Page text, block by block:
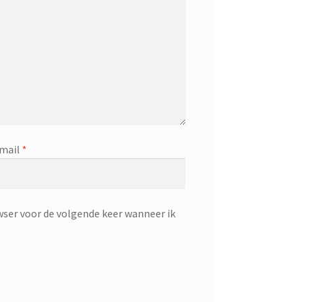
*
voor de volgende keer wanneer ik